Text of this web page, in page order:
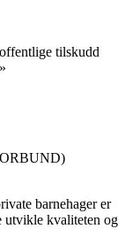
tilskudd
barnehager er
utvikle kvaliteten og